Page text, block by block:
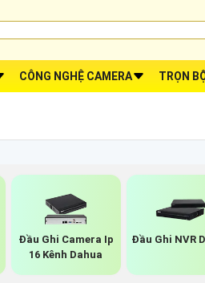
CÔNG NGHỆ CAMERA TRỌN
Đầu Ghi Camera Ip
16 Kênh Dahua
Đầu Ghi NVR